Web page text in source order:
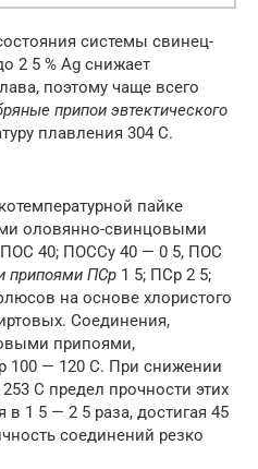
системы свинец-
2 5 % Ag снижает
поэтому чаще всего
припои эвтектического
плавления 304 С.
пайке
оловянно-свинцовыми
40; ПОССу 40 — 0 5, ПОС
припоями ПСр 1 5; ПСр 2 5;
на основе хлористого
Соединения,
припоями,
100 — 120 С. При снижении
С предел прочности этих
1 5 — 2 5 раза, достигая 45
соединений резко